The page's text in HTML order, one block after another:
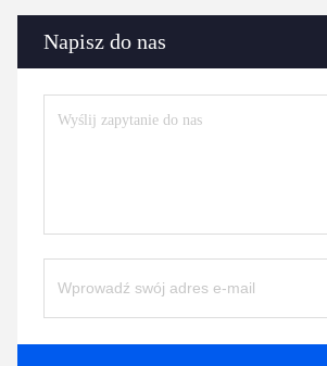
Napisz do nas